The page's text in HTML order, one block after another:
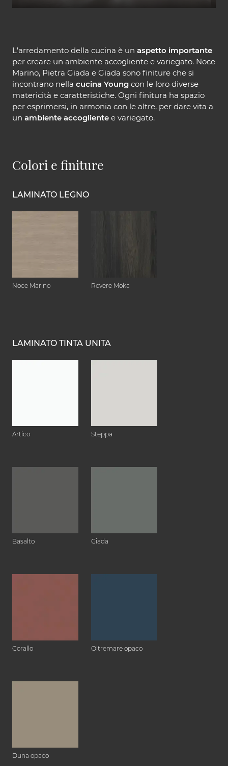
L'arredamento della cucina è un aspetto importante
per creare un ambiente accogliente e variegato. Noce
Marino, Pietra Giada e Giada sono finiture che si
incontrano nella cucina Young con le loro diverse
matericità e caratteristiche. Ogni finitura ha spazio
per esprimersi, in armonia con le altre, per dare vita a
un ambiente accogliente e variegato.
Colori e finiture
LAMINATO LEGNO
Noce Marino Rovere Moka
LAMINATO TINTA UNITA
Artico Steppa
Basalto Giada
Corallo Oltremare opaco
Duna opaco